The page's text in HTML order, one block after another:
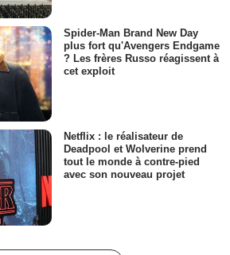
Spider-Man Brand New Day
plus fort qu'Avengers Endgame
? Les frères Russo réagissent à
cet exploit
Netflix : le réalisateur de
Deadpool et Wolverine prend
tout le monde à contre-pied
avec son nouveau projet